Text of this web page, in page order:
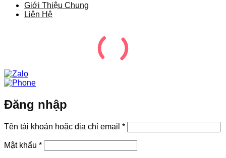
Giới Thiệu Chung
Liên Hệ
Đăng nhập
Tên tài khoản hoặc địa chỉ email *Bắt
buộc
Mật khẩu *Bắt
buộc